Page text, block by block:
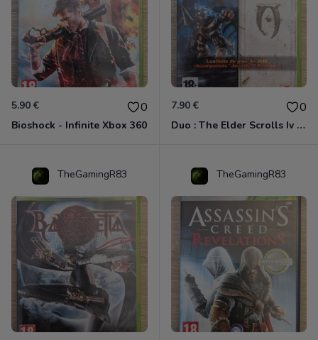
5.90 € 0
Bioshock - Infinite Xbox 360
7.90 € 0
Duo : The Elder Scrolls Iv - Oblivion + Bioshock Xbox 360
TheGamingR83 TheGamingR83